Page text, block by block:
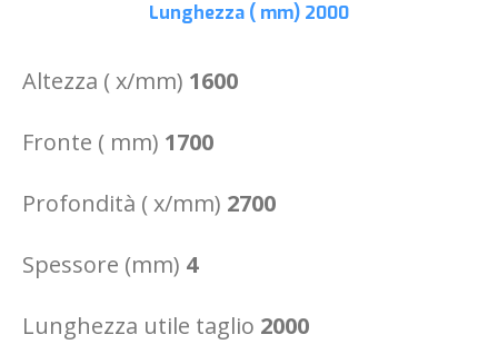
Lunghezza ( mm) 2000
Altezza ( x/mm) 1600
Fronte ( mm) 1700
Profondità ( x/mm) 2700
Spessore (mm) 4
Lunghezza utile taglio 2000